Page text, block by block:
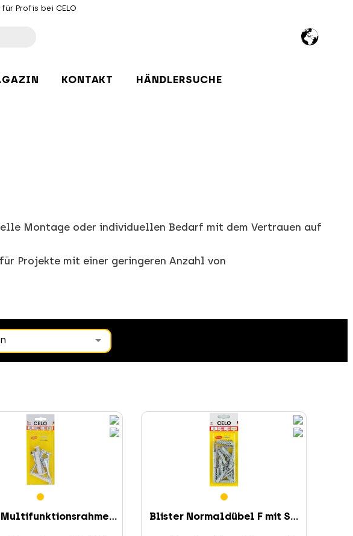
Profis bei CELO
KONTAKT HÄNDLERSUCHE
Montage oder individuellen Bedarf mit dem Vertrauen auf
Projekte mit einer geringeren Anzahl von
Blister Normaldübel F mit S...